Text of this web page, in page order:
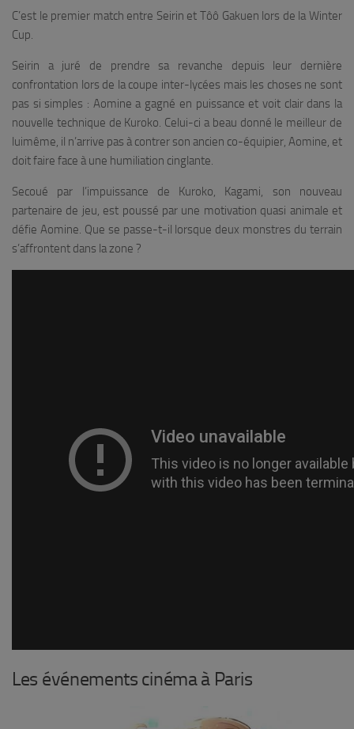
C’est le premier match entre Seirin et Tôô Gakuen lors de la Winter
Cup.
Seirin a juré de prendre sa revanche depuis leur dernière
confrontation lors de la coupe inter-lycées mais les choses ne sont
pas si simples : Aomine a gagné en puissance et voit clair dans la
nouvelle technique de Kuroko. Celui-ci a beau donné le meilleur de
luimême, il n’arrive pas à contrer son ancien co-équipier, Aomine, et
doit faire face à une humiliation cinglante.
Secoué par l’impuissance de Kuroko, Kagami, son nouveau
partenaire de jeu, est poussé par une motivation quasi animale et
défie Aomine. Que se passe-t-il lorsque deux monstres du terrain
s’affrontent dans la zone ?
Les événements cinéma à Paris